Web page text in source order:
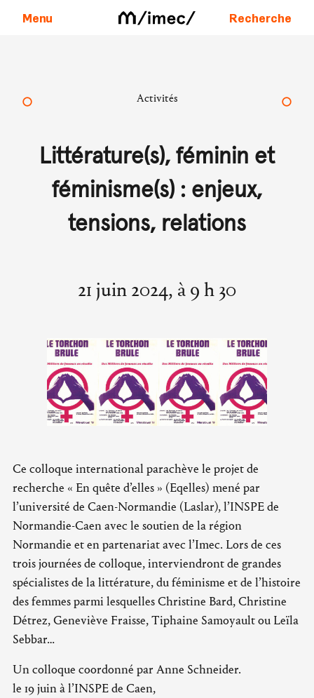
Menu Recherche
Activités
Littérature(s), féminin et
féminisme(s) : enjeux,
tensions, relations
21 juin 2024, à 9 h 30
Ce colloque international parachève le projet de
recherche « En quête d’elles » (Eqelles) mené par
l’université de Caen-Normandie (Laslar), l’INSPE de
Normandie-Caen avec le soutien de la région
Normandie et en partenariat avec l’Imec. Lors de ces
trois journées de colloque, interviendront de grandes
spécialistes de la littérature, du féminisme et de l’histoire
des femmes parmi lesquelles Christine Bard, Christine
Détrez, Geneviève Fraisse, Tiphaine Samoyault ou Leïla
Sebbar…
Un colloque coordonné par Anne Schneider.
le 19 juin à l’INSPE de Caen,